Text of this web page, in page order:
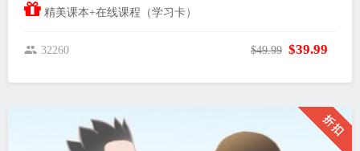
精美课本+在线课程（学习卡）
32260 $49.99 $39.99